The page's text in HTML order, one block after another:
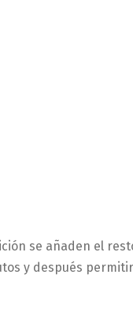
se añaden el
y después